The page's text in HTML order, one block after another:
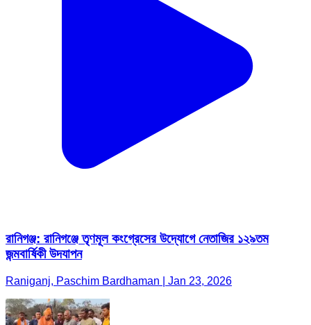
রানিগঞ্জ: রানিগঞ্জে তৃণমূল কংগ্রেসের উদ্যোগে নেতাজির ১২৯তম
জন্মবার্ষিকী উদযাপন
Raniganj, Paschim Bardhaman | Jan 23, 2026